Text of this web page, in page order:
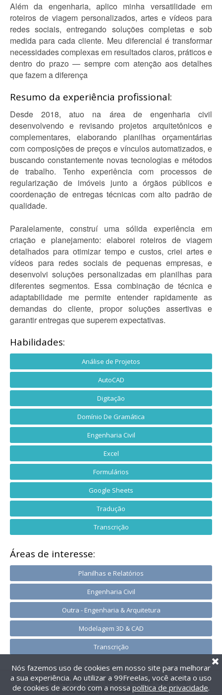
Além da engenharia, aplico minha versatilidade em
roteiros de viagem personalizados, artes e vídeos para
redes sociais, entregando soluções completas e sob
medida para cada cliente. Meu diferencial é transformar
necessidades complexas em resultados claros, práticos e
dentro do prazo — sempre com atenção aos detalhes
que fazem a diferença
Resumo da experiência profissional:
Desde 2018, atuo na área de engenharia civil
desenvolvendo e revisando projetos arquitetônicos e
complementares, elaborando planilhas orçamentárias
com composições de preços e vínculos automatizados, e
buscando constantemente novas tecnologias e métodos
de trabalho. Tenho experiência com processos de
regularização de imóveis junto a órgãos públicos e
coordenação de entregas técnicas com alto padrão de
qualidade.
Paralelamente, construí uma sólida experiência em
criação e planejamento: elaborei roteiros de viagem
detalhados para otimizar tempo e custos, criei artes e
vídeos para redes sociais de pequenas empresas, e
desenvolvi soluções personalizadas em planilhas para
diferentes segmentos. Essa combinação de técnica e
adaptabilidade me permite entender rapidamente as
demandas do cliente, propor soluções assertivas e
garantir entregas que superem expectativas.
Habilidades:
Análise de Projetos
AutoCAD
Digitação
Domínio De Gramática
Engenharia Civil
Excel
Formulários
Google Sheets
Tradução
Transcrição
Áreas de interesse:
Planilhas e Relatórios
Engenharia Civil
Outra - Engenharia & Arquitetura
Modelagem 3D & CAD
Transcrição
@2014-2026 99Freelas. Todos os direitos reservados.
Termos de uso| Política de privacidade
Nós fazemos uso de cookies em nosso site para melhorar
a sua experiência. Ao utilizar a 99Freelas, você aceita o uso
de cookies de acordo com a nossa política de privacidade.